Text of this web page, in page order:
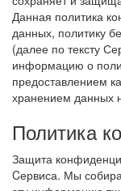
Данная политика
данных, политику
(далее по тексту
информацию о
предоставлением
хранением данных
Политика
Защита
Cервиса. Мы